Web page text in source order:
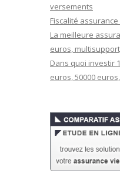
versements
Fiscalité assurance
La meilleure
euros,
Dans quoi investir
euros, 50000